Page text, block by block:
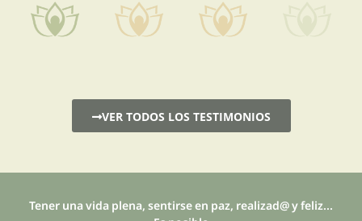
VER TODOS LOS TESTIMONIOS
Tener una vida plena, sentirse en paz, realizad@ y feliz...